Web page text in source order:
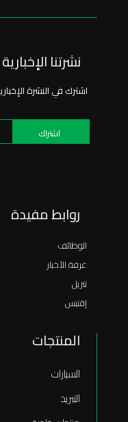
نشرتنا الإخبارية
اشترك في النشرة
روابط مفيدة
الوظائف
غرفة الأخبار
تنزيل
إقتبس
المنتجات
السيارات
التبريد